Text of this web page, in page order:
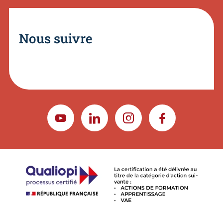
Nous suivre
YOUTUBELINKEDININSTAGRAMFACEBOOK